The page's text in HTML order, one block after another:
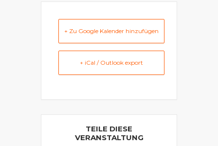
+ Zu Google Kalender hinzufügen
+ iCal / Outlook export
TEILE DIESE
VERANSTALTUNG